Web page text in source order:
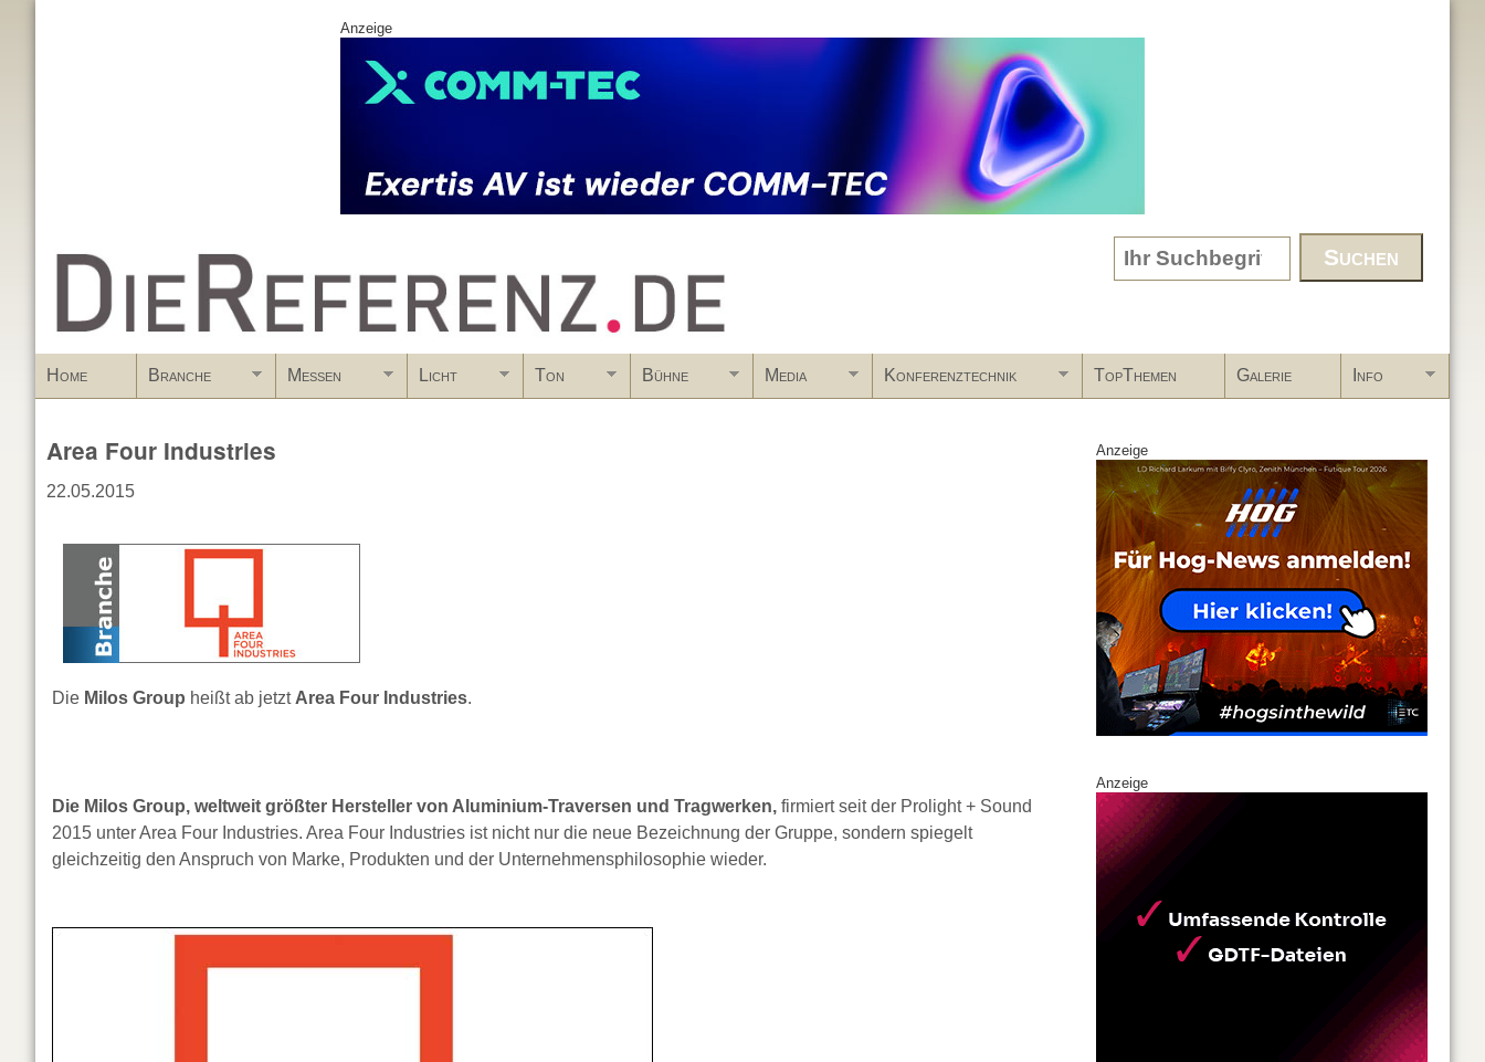
Anzeige
www.DieReferenz.de Search form
Home Branche Messen Licht Ton Bühne Media Konferenztechnik TopThemen Galerie Info
Area Four Industries
22.05.2015
Die Milos Group heißt ab jetzt Area Four Industries.
Die Milos Group, weltweit größter Hersteller von Aluminium-Traversen und Tragwerken, firmiert seit der Prolight + Sound
2015 unter Area Four Industries. Area Four Industries ist nicht nur die neue Bezeichnung der Gruppe, sondern spiegelt
gleichzeitig den Anspruch von Marke, Produkten und der Unternehmensphilosophie wieder.
Anzeige
Anzeige